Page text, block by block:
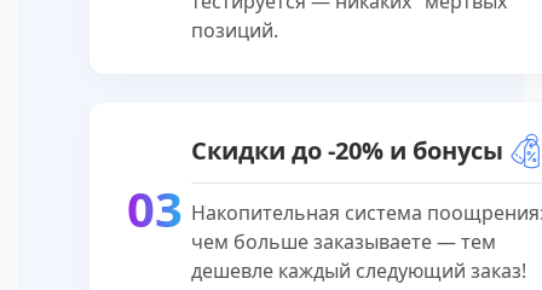
позиций.
03
Скидки до -20% и бонусы
Накопительная система
чем больше заказываете — тем
дешевле каждый следующий заказ!